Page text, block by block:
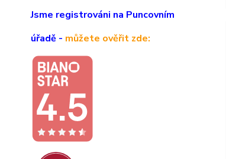
Jsme registrováni na Puncovním
úřadě - můžete ověřit zde: